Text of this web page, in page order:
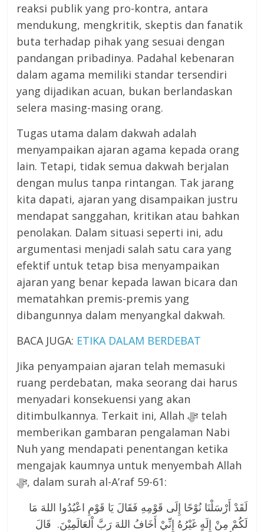
reaksi publik yang pro-kontra, antara
mendukung, mengkritik, skeptis dan fanatik
buta terhadap pihak yang sesuai dengan
pandangan pribadinya. Padahal kebenaran
dalam agama memiliki standar tersendiri
yang dijadikan acuan, bukan berlandaskan
selera masing-masing orang.
Tugas utama dalam dakwah adalah
menyampaikan ajaran agama kepada orang
lain. Tetapi, tidak semua dakwah berjalan
dengan mulus tanpa rintangan. Tak jarang
kita dapati, ajaran yang disampaikan justru
mendapat sanggahan, kritikan atau bahkan
penolakan. Dalam situasi seperti ini, adu
argumentasi menjadi salah satu cara yang
efektif untuk tetap bisa menyampaikan
ajaran yang benar kepada lawan bicara dan
mematahkan premis-premis yang
dibangunnya dalam menyangkal dakwah.
BACA JUGA: ETIKA DALAM BERDEBAT
Jika penyampaian ajaran telah memasuki
ruang perdebatan, maka seorang dai harus
menyadari konsekuensi yang akan
ditimbulkannya. Terkait ini, Allah ﷻ telah
memberikan gambaran pengalaman Nabi
Nuh yang mendapati penentangan ketika
mengajak kaumnya untuk menyembah Allah
ﷻ, dalam surah al-A’raf 59-61:
لَقَدْ أَرْسَلْنَا نُوْحًا إِلَى قَوْمِهِ فَقَالَ يَا قَوْمِ اعْبُدُوا اللهَ مَا
لَكُمْ مِنْ إِلَهٍ غَيْرُهُ إِنِّيْ أَخَافُ اللهَ رَبَّ اْلعَالَمِيْنَ. قَالَ